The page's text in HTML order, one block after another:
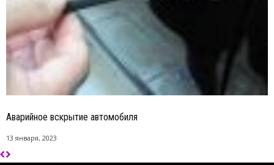
Аварийное вскрытие автомобиля
13 января, 2023